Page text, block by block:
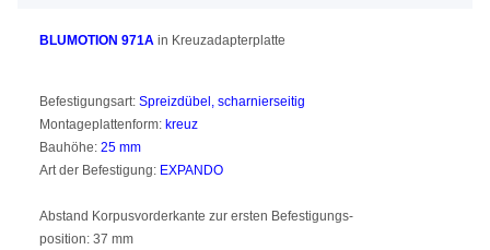
BLUMOTION 971A in Kreuzadapterplatte
Befestigungsart: Spreizdübel, scharnierseitig
Montageplattenform: kreuz
Bauhöhe: 25 mm
Art der Befestigung: EXPANDO
Abstand Korpusvorderkante zur ersten Befestigungs-
position: 37 mm